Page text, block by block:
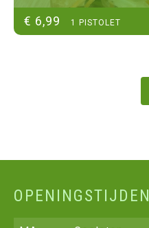
€ 6,99 1 PISTOLET
OPENINGSTIJDEN